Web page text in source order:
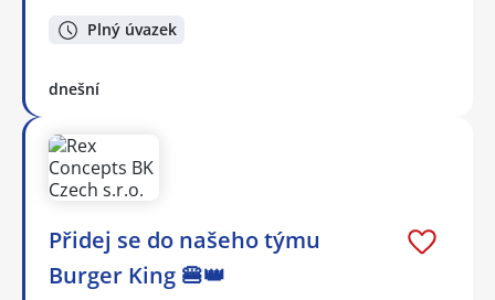
Plný úvazek
dnešní
Přidej se do našeho týmu
Burger King 🍔👑